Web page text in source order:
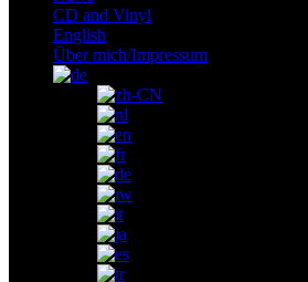
CD and Vinyl
English
Über mich/Impressum